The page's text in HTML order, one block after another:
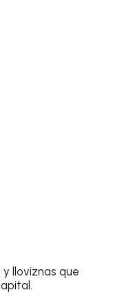
lloviznas que